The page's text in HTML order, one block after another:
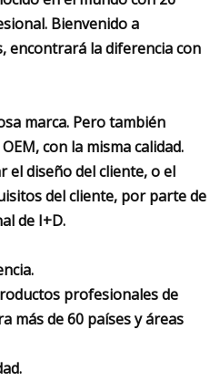
Bienvenido a
encontrará la diferencia con
marca. Pero también
con la misma calidad.
el diseño del cliente, o el
del cliente, por parte de
de I+D.
profesionales de
más de 60 países y áreas